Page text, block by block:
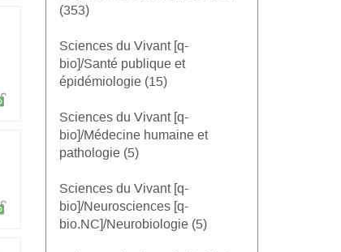
(353)
Sciences du Vivant [q-
bio]/Santé publique et
épidémiologie (15)
Sciences du Vivant [q-
bio]/Médecine humaine et
pathologie (5)
Sciences du Vivant [q-
bio]/Neurosciences [q-
bio.NC]/Neurobiologie (5)